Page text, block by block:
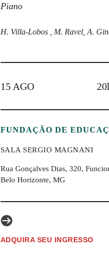
Piano
H. Villa-Lobos , M. Ravel, A.
15 AGO
FUNDAÇÃO DE
SALA SERGIO MAGNANI
Rua Gonçalves Dias, 320,
Belo Horizonte, MG
ADQUIRA SEU INGRESSO